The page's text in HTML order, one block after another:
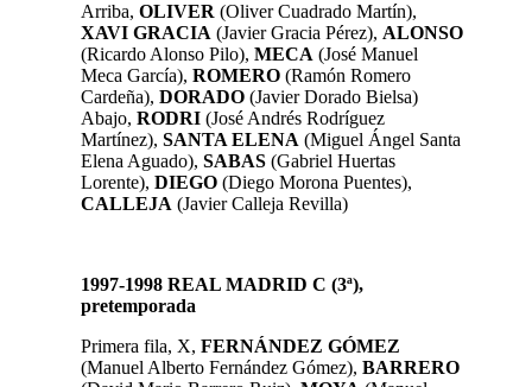
Arriba, OLIVER (Oliver Cuadrado Martín),
XAVI GRACIA (Javier Gracia Pérez), ALONSO
(Ricardo Alonso Pilo), MECA (José Manuel
Meca García), ROMERO (Ramón Romero
Cardeña), DORADO (Javier Dorado Bielsa)
Abajo, RODRI (José Andrés Rodríguez
Martínez), SANTA ELENA (Miguel Ángel Santa
Elena Aguado), SABAS (Gabriel Huertas
Lorente), DIEGO (Diego Morona Puentes),
CALLEJA (Javier Calleja Revilla)
1997-1998 REAL MADRID C (3ª),
pretemporada
Primera fila, X, FERNÁNDEZ GÓMEZ
(Manuel Alberto Fernández Gómez), BARRERO